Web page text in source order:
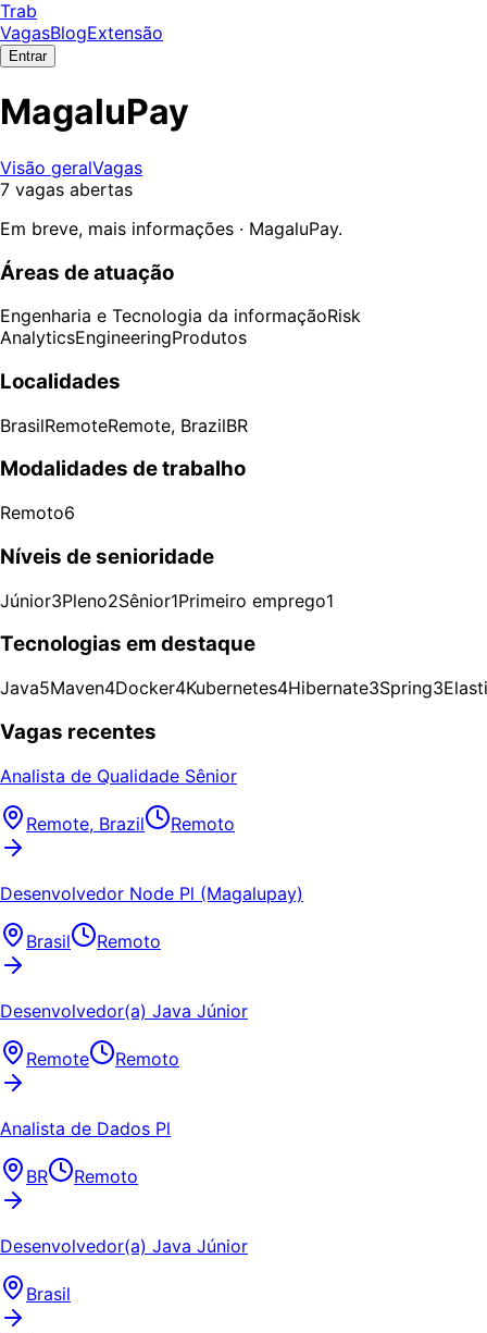
Trab
VagasBlogExtensão
Entrar
MagaluPay
Visão geralVagas
7 vagas abertas
Em breve, mais informações · MagaluPay.
Áreas de atuação
Engenharia e Tecnologia da informaçãoRisk
AnalyticsEngineeringProdutos
Localidades
BrasilRemoteRemote, BrazilBR
Modalidades de trabalho
Remoto6
Níveis de senioridade
Júnior3Pleno2Sênior1Primeiro emprego1
Tecnologias em destaque
Java5Maven4Docker4Kubernetes4Hibernate3Spring3
Vagas recentes
Analista de Qualidade Sênior
Remote, Brazil Remoto
Desenvolvedor Node Pl (Magalupay)
Brasil Remoto
Desenvolvedor(a) Java Júnior
Remote Remoto
Analista de Dados Pl
BR Remoto
Desenvolvedor(a) Java Júnior
Brasil